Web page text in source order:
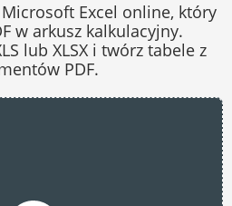
Excel online, który
w arkusz kalkulacyjny.
lub XLSX i twórz tabele z
PDF.